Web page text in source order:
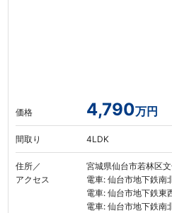
価格 4,790万円
間取り 4LDK
住所／
アクセス
宮城県仙台市若林区
電車: 仙台市地下鉄南
電車: 仙台市地下鉄東
電車: 仙台市地下鉄南